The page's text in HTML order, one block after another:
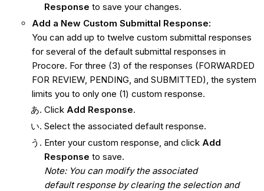
Response to save your changes.
Add a New Custom Submittal Response:
You can add up to twelve custom submittal responses
for several of the default submittal responses in
Procore. For three (3) of the responses (FORWARDED
FOR REVIEW, PENDING, and SUBMITTED), the system
limits you to only one (1) custom response.
Click Add Response.
Select the associated default response.
Enter your custom response, and click Add
Response to save.
Note: You can modify the associated
default response by clearing the selection and